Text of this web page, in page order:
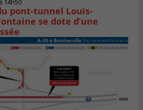
14h50
pont-tunnel Louis-
se dote d’une